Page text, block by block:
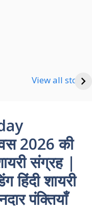
View all stories
Night Shayari
2026 की
संग्रह |
हिंदी शायरी
पंक्तियाँ